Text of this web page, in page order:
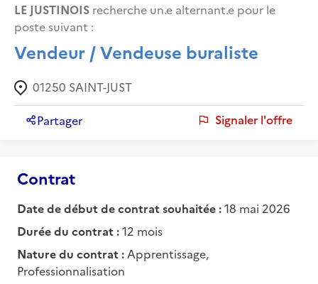
LE JUSTINOIS recherche un.e alternant.e pour le
poste suivant :
Vendeur / Vendeuse buraliste
01250 SAINT-JUST
Partager Signaler l'offre
Contrat
Date de début de contrat souhaitée :18 mai 2026
Durée du contrat :12 mois
Nature du contrat : Apprentissage,
Professionnalisation